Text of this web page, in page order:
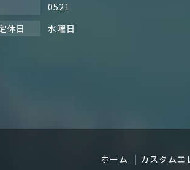
0521
休日
水曜日
ホーム カスタムエ